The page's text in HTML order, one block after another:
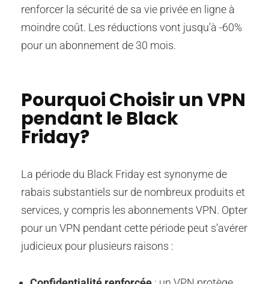
renforcer la sécurité de sa vie privée en ligne à
moindre coût. Les réductions vont jusqu’à -60%
pour un abonnement de 30 mois.
Pourquoi Choisir un VPN
pendant le Black
Friday?
La période du Black Friday est synonyme de
rabais substantiels sur de nombreux produits et
services, y compris les abonnements VPN. Opter
pour un VPN pendant cette période peut s’avérer
judicieux pour plusieurs raisons :